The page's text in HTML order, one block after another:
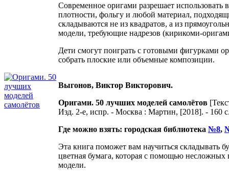
Современное оригами разрешает
плотности, фольгу и любой материал,
складываются не из квадратов, а из
модели, требующие надрезов (кирикоми-
Дети смогут поиграть с готовыми фигурками
собрать плоские или объемные композиции.
Выгонов, Виктор Викторович.
Оригами. 50 лучших моделей самолётов
Изд. 2-е, испр. - Москва : Мартин, [2018]. - 160
Где можно взять: городская библиотека №8,
Эта книга поможет вам научиться складывать
цветная бумага, которая с помощью
модели.